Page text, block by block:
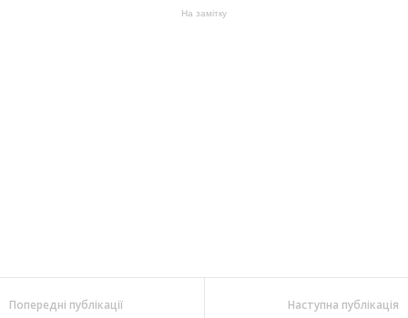
На замітку
Попередні публікації Наступна публікація